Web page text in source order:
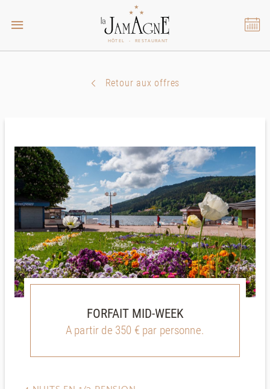
Retour aux offres
FORFAIT MID-WEEK
A partir de 350 € par personne.